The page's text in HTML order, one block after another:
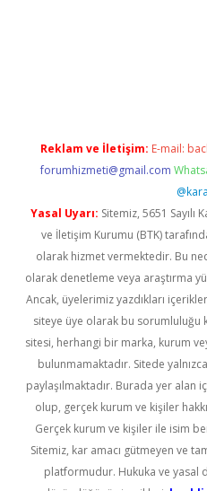
Reklam ve İletişim: E-mail:
forumhizmeti@gmail.com
Yasal Uyarı: Sitemiz, 5651
ve İletişim Kurumu (BTK)
olarak hizmet vermektedir. Bu
olarak denetleme veya araştırma
Ancak, üyelerimiz yazdıkları
siteye üye olarak bu sorumluluğu
sitesi, herhangi bir marka, kurum
bulunmamaktadır. Sitede
paylaşılmaktadır. Burada yer alan
olup, gerçek kurum ve kişiler
Gerçek kurum ve kişiler ile isim
Sitemiz, kar amacı gütmeyen ve
platformudur. Hukuka ve yasal